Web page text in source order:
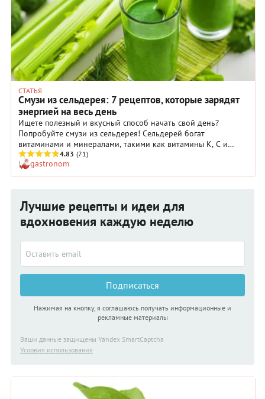
СТАТЬЯ
Смузи из сельдерея: 7 рецептов, которые зарядят
энергией на весь день
Ищете полезный и вкусный способ начать свой день?
Попробуйте смузи из сельдерея! Сельдерей богат
витаминами и минералами, такими как витамины К, С и
калий, которые помогают укрепить иммунную систему и
поддерживать нормальную работу организма. Кроме того,
это отличный источник клетчатки, которая способствует
смешивать и сочетать различные ингредиенты, чтобы
создать свой собственный уникальный вкус. И, что самое
приятное, его невероятно легко приготовить!
4.83 (71)
gastronom
Лучшие рецепты и идеи для
вдохновения каждую неделю
Подписаться
Нажимая на кнопку, я соглашаюсь получать информационные и
рекламные материалы
Ваши данные защищены Yandex SmartCaptcha
Условия использования